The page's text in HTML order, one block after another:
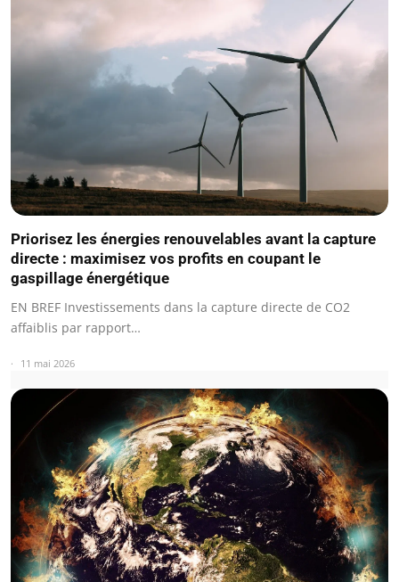
Priorisez les énergies renouvelables avant la capture
directe : maximisez vos profits en coupant le
gaspillage énergétique
EN BREF Investissements dans la capture directe de CO2
affaiblis par rapport…
11 mai 2026